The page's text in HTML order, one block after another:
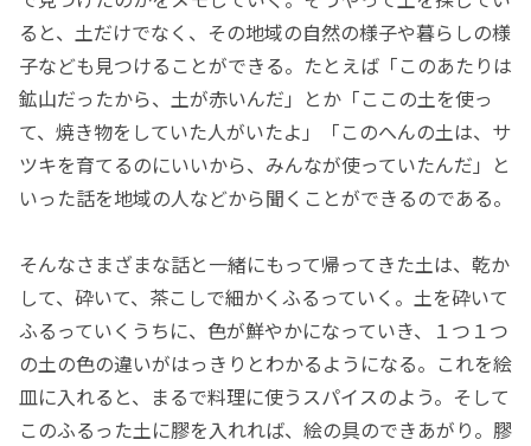
ると、土だけでなく、その地域の自然の様子や暮らしの様
子なども見つけることができる。たとえば「このあたりは
鉱山だったから、土が赤いんだ」とか「ここの土を使っ
て、焼き物をしていた人がいたよ」「このへんの土は、サ
ツキを育てるのにいいから、みんなが使っていたんだ」と
いった話を地域の人などから聞くことができるのである。
そんなさまざまな話と一緒にもって帰ってきた土は、乾か
して、砕いて、茶こしで細かくふるっていく。土を砕いて
ふるっていくうちに、色が鮮やかになっていき、１つ１つ
の土の色の違いがはっきりとわかるようになる。これを絵
皿に入れると、まるで料理に使うスパイスのよう。そして
このふるった土に膠を入れれば、絵の具のできあがり。膠